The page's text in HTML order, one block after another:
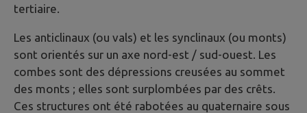
tertiaire.
Les anticlinaux (ou vals) et les synclinaux (ou monts)
sont orientés sur un axe nord-est / sud-ouest. Les
combes sont des dépressions creusées au sommet
des monts ; elles sont surplombées par des crêts.
Ces structures ont été rabotées au quaternaire sous